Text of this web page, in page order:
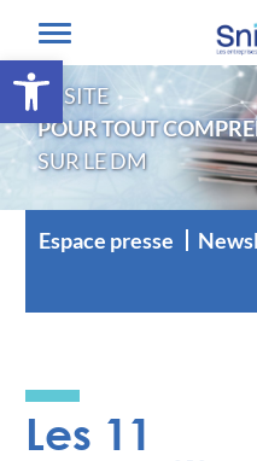
Ouvrir la
LE SITE
POUR TOUT
SUR LE DM
Espace presse
Les 11